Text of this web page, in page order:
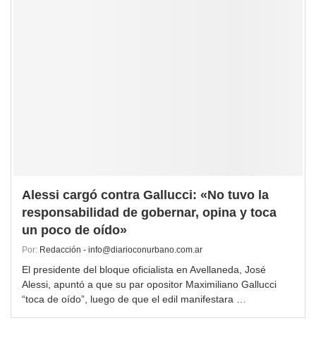
Alessi cargó contra Gallucci: «No tuvo la
responsabilidad de gobernar, opina y toca
un poco de oído»
Por: Redacción - info@diarioconurbano.com.ar
El presidente del bloque oficialista en Avellaneda, José
Alessi, apuntó a que su par opositor Maximiliano Gallucci
“toca de oído”, luego de que el edil manifestara …